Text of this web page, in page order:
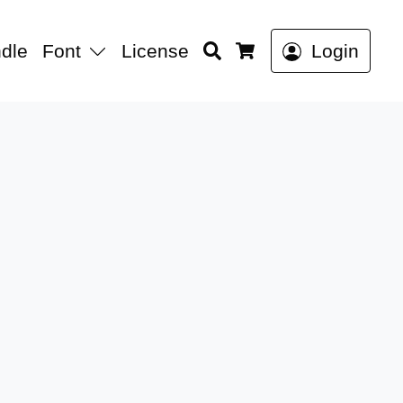
Font License
Search
Cart
Login